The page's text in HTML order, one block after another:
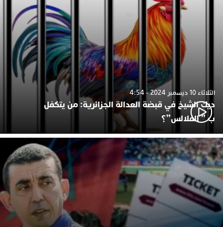
الثلاثاء 10 ديسمبر 2024 - 4:54
ديك الشيخ في قبضة العدالة الجزائرية: من يتكفل
ب ” الفلالس”؟